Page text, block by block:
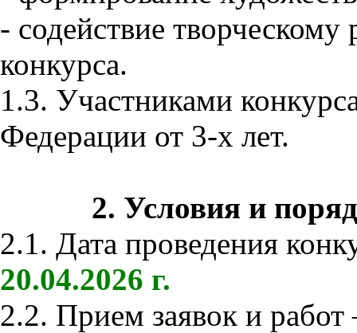
- содействие творческому
конкурса.
1.3. Участниками
Федерации от 3-х лет.
2. Условия и
2.1. Дата проведения
20.04.2026 г.
2.2. Прием заявок и